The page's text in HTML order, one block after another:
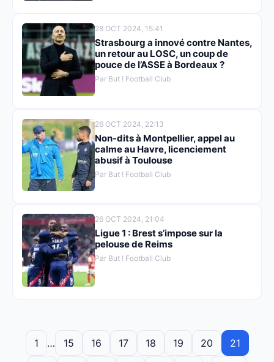
28 OCT 2024, 15:41
Strasbourg a innové contre Nantes,
un retour au LOSC, un coup de
pouce de l’ASSE à Bordeaux ?
Par But ! Football Club
26 OCT 2024, 22:13
Non-dits à Montpellier, appel au
calme au Havre, licenciement
abusif à Toulouse
Par But ! Football Club
26 OCT 2024, 21:04
Ligue 1 : Brest s’impose sur la
pelouse de Reims
Par But ! Football Club
1 … 15 16 17 18 19 20 21